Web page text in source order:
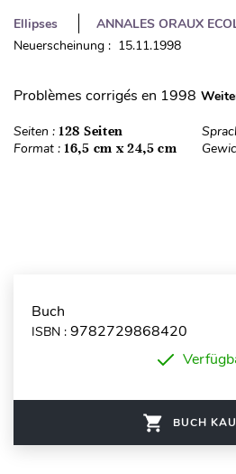
Ellipses
ANNALES ORAUX
Neuerscheinung : 15.11.1998
Problèmes corrigés en 1998
Seiten : 128 Seiten
Format : 16,5 cm x 24,5 cm
Buch
ISBN : 9782729868420
BUCH